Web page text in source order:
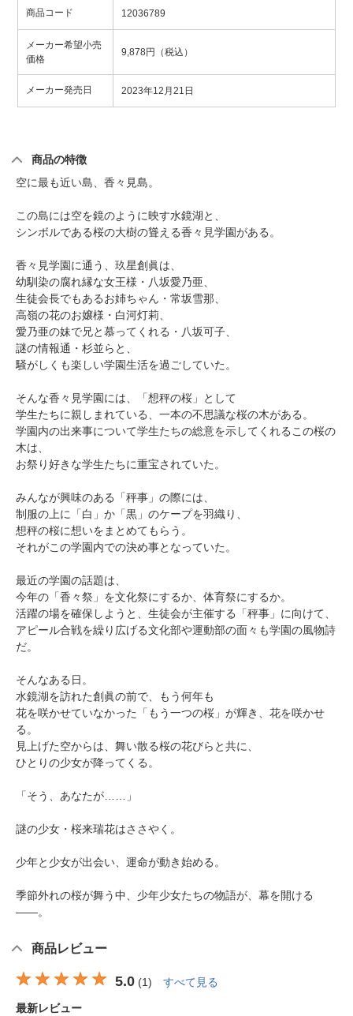
商品コード 12036789
メーカー希望小売
価格
9,878円（税込）
メーカー発売日 2023年12月21日
商品の特徴
空に最も近い島、香々見島。
この島には空を鏡のように映す水鏡湖と、
シンボルである桜の大樹の聳える香々見学園がある。
香々見学園に通う、玖星創眞は、
幼馴染の腐れ縁な女王様・八坂愛乃亜、
生徒会長でもあるお姉ちゃん・常坂雪那、
高嶺の花のお嬢様・白河灯莉、
愛乃亜の妹で兄と慕ってくれる・八坂可子、
謎の情報通・杉並らと、
騒がしくも楽しい学園生活を過ごしていた。
そんな香々見学園には、「想秤の桜」として
学生たちに親しまれている、一本の不思議な桜の木がある。
学園内の出来事について学生たちの総意を示してくれるこの桜の
木は、
お祭り好きな学生たちに重宝されていた。
みんなが興味のある「秤事」の際には、
制服の上に「白」か「黒」のケープを羽織り、
想秤の桜に想いをまとめてもらう。
それがこの学園内での決め事となっていた。
最近の学園の話題は、
今年の「香々祭」を文化祭にするか、体育祭にするか。
活躍の場を確保しようと、生徒会が主催する「秤事」に向けて、
アピール合戦を繰り広げる文化部や運動部の面々も学園の風物詩
だ。
そんなある日。
水鏡湖を訪れた創眞の前で、もう何年も
花を咲かせていなかった「もう一つの桜」が輝き、花を咲かせ
る。
見上げた空からは、舞い散る桜の花びらと共に、
ひとりの少女が降ってくる。
「そう、あなたが……」
謎の少女・桜来瑞花はささやく。
少年と少女が出会い、運命が動き始める。
季節外れの桜が舞う中、少年少女たちの物語が、幕を開ける
――。
商品レビュー
5.0 (1) すべて見る
最新レビュー